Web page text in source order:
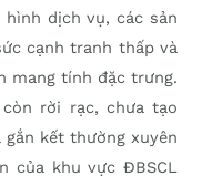
dịch vụ, các sản
cạnh tranh thấp và
mang tính đặc trưng.
rời rạc, chưa tạo
kết thường xuyên
của khu vực ĐBSCL